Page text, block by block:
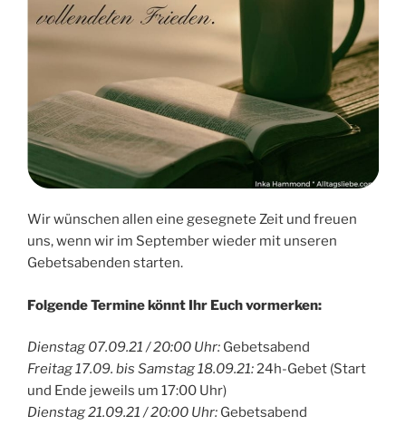
Wir wünschen allen eine gesegnete Zeit und freuen
uns, wenn wir im September wieder mit unseren
Gebetsabenden starten.
Folgende Termine könnt Ihr Euch vormerken:
Dienstag 07.09.21 / 20:00 Uhr: Gebetsabend
Freitag 17.09. bis Samstag 18.09.21:24h-Gebet (Start
und Ende jeweils um 17:00 Uhr)
Dienstag 21.09.21 / 20:00 Uhr: Gebetsabend